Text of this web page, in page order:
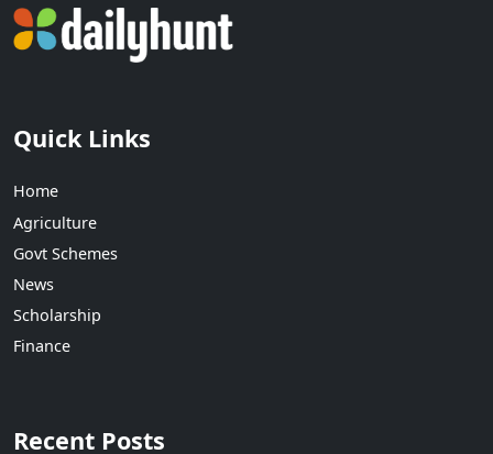
Quick Links
Home
Agriculture
Govt Schemes
News
Scholarship
Finance
Recent Posts